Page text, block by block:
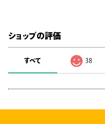
ショップの評価
すべて 38